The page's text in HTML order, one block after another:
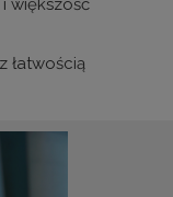
łatwością